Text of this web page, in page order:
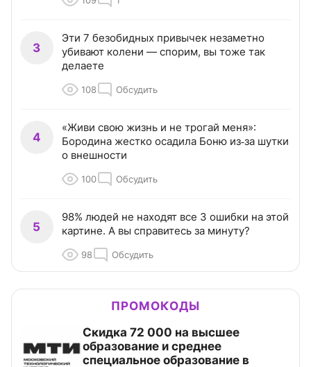
3
Эти 7 безобидных привычек незаметно
убивают колени — спорим, вы тоже так
делаете
108 Обсудить
4
«Живи свою жизнь и не трогай меня»:
Бородина жестко осадила Боню из‑за шутки
о внешности
100 Обсудить
5
98% людей не находят все 3 ошибки на этой
картине. А вы справитесь за минуту?
98 Обсудить
ПРОМОКОДЫ
Скидка 72 000 на высшее
образование и среднее
специальное образование в